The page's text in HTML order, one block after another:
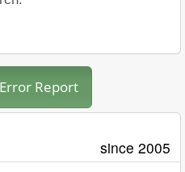
Report
since 2005